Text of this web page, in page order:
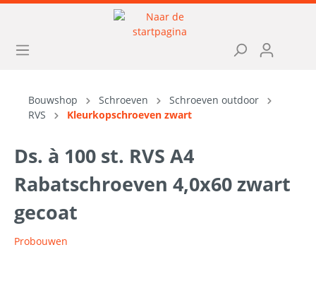
Bouwshop Schroeven
Schroeven outdoor
RVS
Kleurkopschroeven zwart
Ds. à 100 st. RVS A4
Rabatschroeven 4,0x60 zwart
gecoat
Probouwen